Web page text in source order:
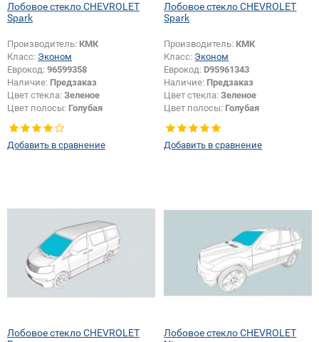
Лобовое стекло CHEVROLET
Spark
Производитель: КМК
Класс: Эконом
Еврокод: 96599358
Наличие: Предзаказ
Цвет стекла: Зеленое
Цвет полосы: Голубая
Тип кузова: Хетчбек
Добавить в сравнение
Лобовое стекло CHEVROLET
Spark
Производитель: КМК
Класс: Эконом
Еврокод: D95961343
Наличие: Предзаказ
Цвет стекла:Зеленое
Цвет полосы: Голубая
Тип кузова:Хетчбек
Добавить в сравнение
Лобовое стекло CHEVROLET
Лобовое стекло CHEVROLET